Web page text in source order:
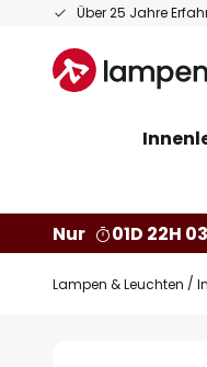
Über 25 Jahre
Zum
springen
Nur
01D 22H
Lampen & Leuchten